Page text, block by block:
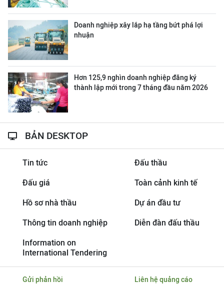
Doanh nghiệp xây lắp hạ tầng bứt phá lợi
nhuận
Hơn 125,9 nghìn doanh nghiệp đăng ký
thành lập mới trong 7 tháng đầu năm 2026
BẢN DESKTOP
Tin tức Đấu thầu
Đấu giá Toàn cảnh kinh tế
Hồ sơ nhà thầu Dự án đầu tư
Thông tin doanh nghiệp Diễn đàn đấu thầu
Information on
International Tendering
Gửi phản hồi Liên hệ quảng cáo